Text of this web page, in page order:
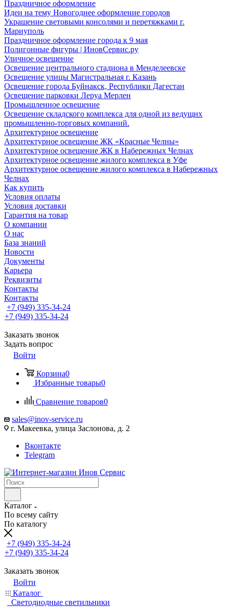
Праздничное оформление
Идеи на тему Новогоднее оформление городов
Украшение световыми консолями и перетяжками г.
Мариуполь
Праздничное оформление города к 9 мая
Полигонные фигуры | ИновСервис.ру
Уличное освещение
Освещение центрального стадиона в Менделеевске
Освещение улицы Магистральная г. Казань
Освещение города Буйнакск, Республики Дагестан
Освещение парковки Леруа Мерлен
Промышленное освещение
Освещение складского комплекса для одной из ведущих
промышленно-торговых компаний.
Архитектурное освещение
Архитектурное освещение ЖК «Красные Челны»
Архитектурное освещение ЖК в Набережных Челнах
Архитектурное освещение жилого комплекса в Уфе
Архитектурное освещение жилого комплекса в Набережных
Челнах
Как купить
Условия оплаты
Условия доставки
Гарантия на товар
О компании
О нас
База знаний
Новости
Документы
Карьера
Реквизиты
Контакты
Контакты
+7 (949) 335-34-24
+7 (949) 335-34-24
Заказать звонок
Задать вопрос
Войти
Корзина0
Избранные товары0
Сравнение товаров0
sales@inov-service.ru
г. Макеевка, улица Заслонова, д. 2
Вконтакте
Telegram
Каталог
По всему сайту
По каталогу
+7 (949) 335-34-24
+7 (949) 335-34-24
Заказать звонок
Войти
Каталог
Светодиодные светильники